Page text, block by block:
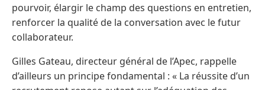
pourvoir, élargir le champ des questions en entretien,
renforcer la qualité de la conversation avec le futur
collaborateur.
Gilles Gateau, directeur général de l’Apec, rappelle
d’ailleurs un principe fondamental : « La réussite d’un